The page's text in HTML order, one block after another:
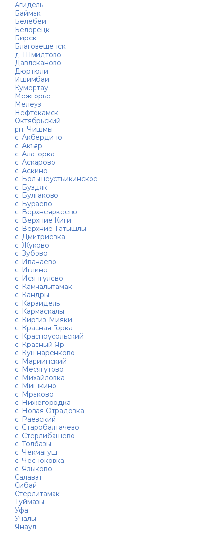
Агидель
Баймак
Белебей
Белорецк
Бирск
Благовещенск
д. Шмидтово
Давлеканово
Дюртюли
Ишимбай
Кумертау
Межгорье
Мелеуз
Нефтекамск
Октябрьский
рп. Чишмы
с. Акбердино
с. Акъяр
с. Алаторка
с. Аскарово
с. Аскино
с. Большеустьикинское
с. Буздяк
с. Булгаково
с. Бураево
с. Верхнеяркеево
с. Верхние Киги
с. Верхние Татышлы
с. Дмитриевка
с. Жуково
с. Зубово
с. Иванаево
с. Иглино
с. Исянгулово
с. Камчалытамак
с. Кандры
с. Караидель
с. Кармаскалы
с. Киргиз-Мияки
с. Красная Горка
с. Красноусольский
с. Красный Яр
с. Кушнаренково
с. Мариинский
с. Месягутово
с. Михайловка
с. Мишкино
с. Мраково
с. Нижегородка
с. Новая Отрадовка
с. Раевский
с. Старобалтачево
с. Стерлибашево
с. Толбазы
с. Чекмагуш
с. Чесноковка
с. Языково
Салават
Сибай
Стерлитамак
Туймазы
Уфа
Учалы
Янаул